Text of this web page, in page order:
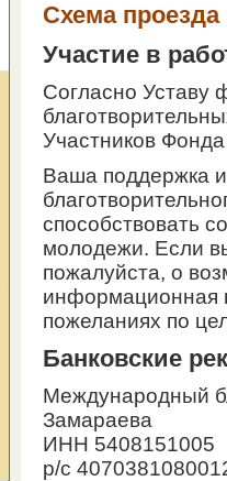
Схема проезда
Участие в
Согласно Уставу
Участников
Ваша поддержка
способствовать
молодежи. Если
пожалуйста, о
информационная
пожеланиях по
Банковские
Международный
Замараева
ИНН 5408151005
р/с